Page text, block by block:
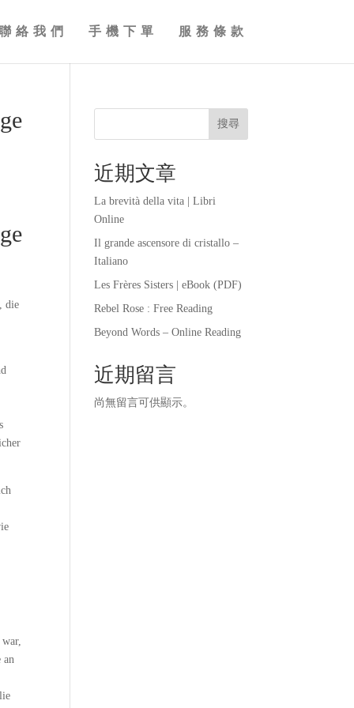
絡我們 手機下單 服務條款
die
an
搜尋
近期文章
La brevità della vita | Libri
Online
Il grande ascensore di cristallo –
Italiano
Les Frères Sisters | eBook (PDF)
Rebel Rose : Free Reading
Beyond Words – Online Reading
近期留言
尚無留言可供顯示。